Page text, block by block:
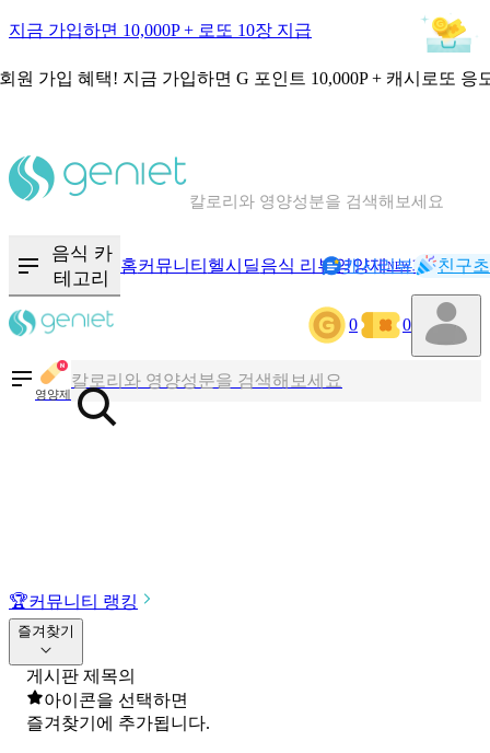
지금 가입하면 10,000P + 로또 10장 지급
원 가입 혜택! 지금 가입하면 G 포인트 10,000P + 캐시로또 응
칼로리와 영양성분을 검색해보세요
음식 카
테고리
홈커뮤니티 헬시딜음식 리뷰영양제NEW기록
캐시리뷰 친구
0 0
영양제
칼로리와 영양성분을 검색해보세요
혈당 · 다이어트 음식 검색해보세요
🏆커뮤니티 랭킹
즐겨찾기
게시판 제목의
아이콘을 선택하면
즐겨찾기에 추가됩니다.